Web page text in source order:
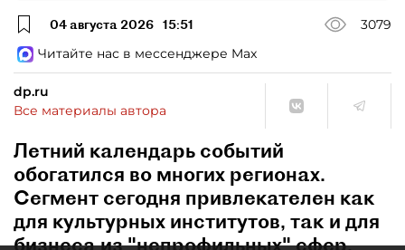
04 августа 2026 15:51
3079
Читайте нас в мессенджере Max
dp.ru
Все материалы автора
Летний календарь событий
обогатился во многих регионах.
Сегмент сегодня привлекателен как
для культурных институтов, так и для
бизнеса из "непрофильных" сфер.